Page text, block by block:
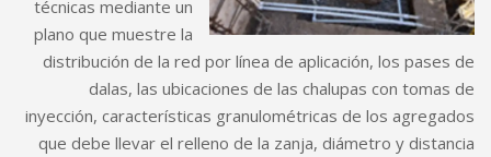
técnicas mediante un
plano que muestre la
distribución de la red por línea de aplicación, los pases de
dalas, las ubicaciones de las chalupas con tomas de
inyección, características granulométricas de los agregados
que debe llevar el relleno de la zanja, diámetro y distancia